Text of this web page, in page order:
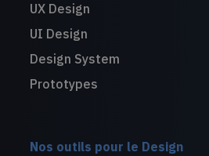
UX Design
UI Design
Design System
Prototypes
Nos outils pour le Design